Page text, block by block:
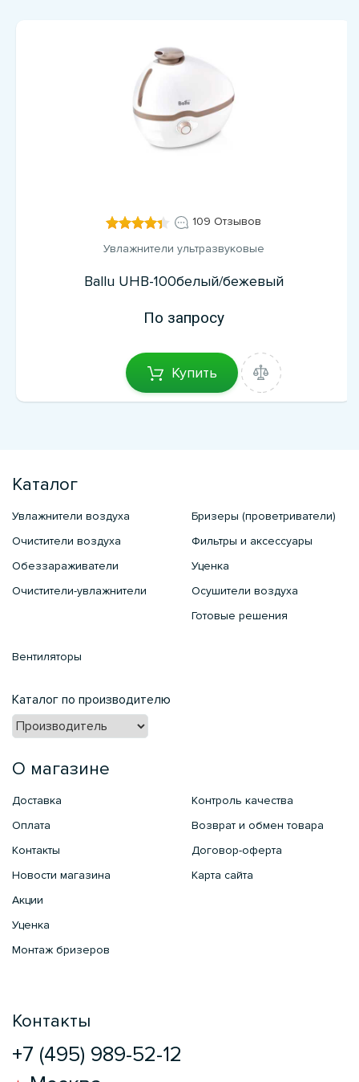
109 Отзывов
Увлажнители ультразвуковые
Ballu UHB-100белый/бежевый
По запросу
Купить
Каталог
Увлажнители воздуха
Очистители воздуха
Обеззараживатели
Очистители-увлажнители
Бризеры (проветриватели)
Фильтры и аксессуары
Уценка
Осушители воздуха
Готовые решения
Вентиляторы
Каталог по производителю
О магазине
Доставка
Оплата
Контакты
Новости магазина
Акции
Уценка
Монтаж бризеров
Контроль качества
Возврат и обмен товара
Договор-оферта
Карта сайта
Контакты
+7 (495) 989-52-12